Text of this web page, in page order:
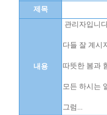
제목
내용
관리자입니
다들 잘 계시
따뜻한 봄과
모든 하시는
그럼...